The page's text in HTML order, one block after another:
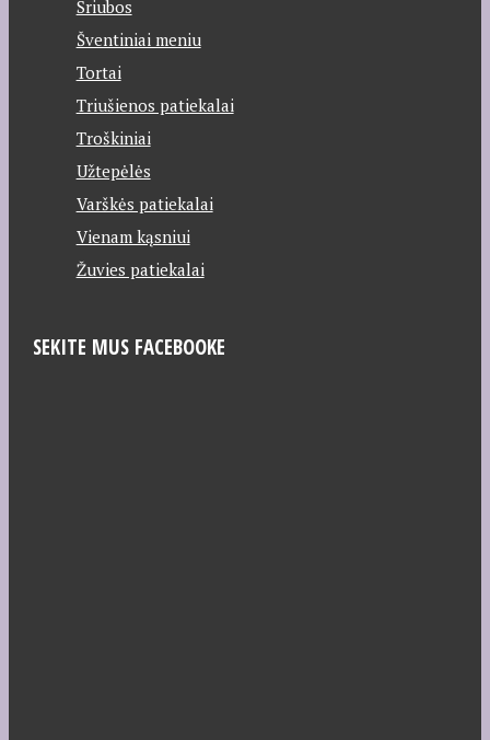
Sriubos
Šventiniai meniu
Tortai
Triušienos patiekalai
Troškiniai
Užtepėlės
Varškės patiekalai
Vienam kąsniui
Žuvies patiekalai
SEKITE MUS FACEBOOKE